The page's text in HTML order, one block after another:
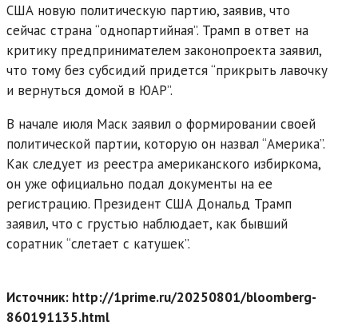
США новую политическую партию, заявив, что
сейчас страна “однопартийная”. Трамп в ответ на
критику предпринимателем законопроекта заявил,
что тому без субсидий придется “прикрыть лавочку
и вернуться домой в ЮАР”.
В начале июля Маск заявил о формировании своей
политической партии, которую он назвал “Америка”.
Как следует из реестра американского избиркома,
он уже официально подал документы на ее
регистрацию. Президент США Дональд Трамп
заявил, что с грустью наблюдает, как бывший
соратник “слетает с катушек”.
Источник: http://1prime.ru/20250801/bloomberg-
860191135.html